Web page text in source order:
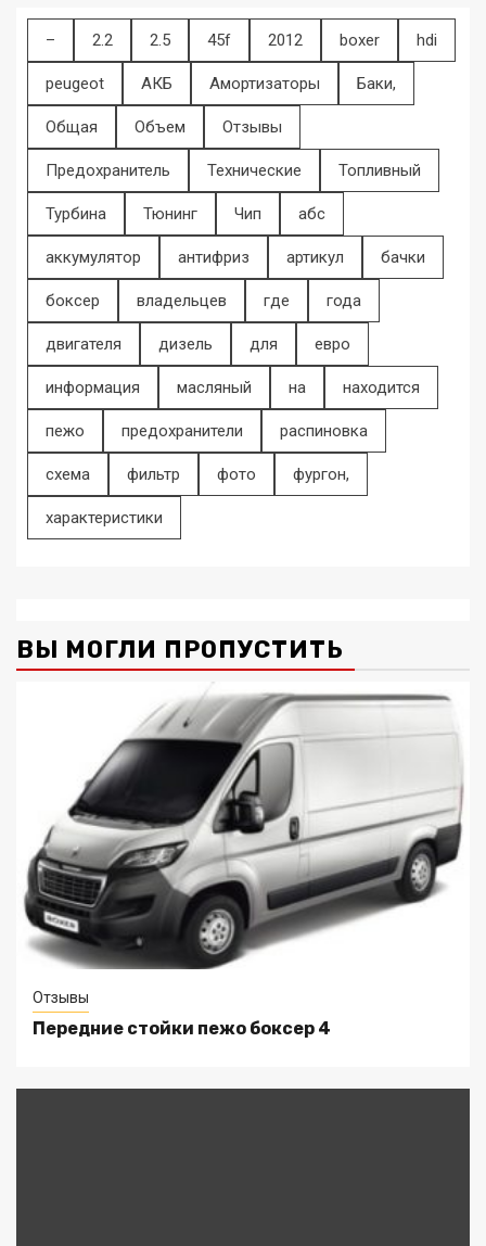
– 2.2 2.5 45f 2012 boxer hdi
peugeot АКБ Амортизаторы Баки,
Общая Объем Отзывы
Предохранитель Технические Топливный
Турбина Тюнинг Чип абс
аккумулятор антифриз артикул бачки
боксер владельцев где года
двигателя дизель для евро
информация масляный на находится
пежо предохранители распиновка
схема фильтр фото фургон,
характеристики
ВЫ МОГЛИ ПРОПУСТИТЬ
Отзывы
Передние стойки пежо боксер 4